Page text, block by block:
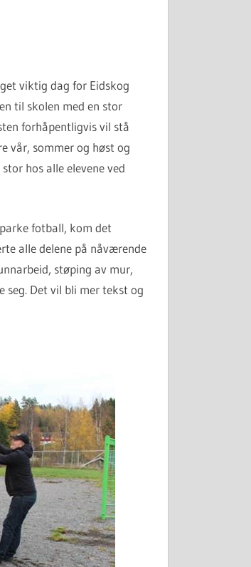
viktig dag for Eidskog
til skolen med en stor
forhåpentligvis vil stå
vår, sommer og høst og
hos alle elevene ved
fotball, kom det
alle delene på nåværende
støping av mur,
seg. Det vil bli mer tekst og